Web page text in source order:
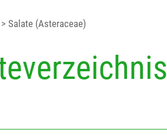
> Salate (Asteraceae)